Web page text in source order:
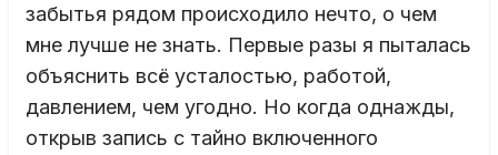
забытья рядом происходило нечто, о чем
мне лучше не знать. Первые разы я пыталась
объяснить всё усталостью, работой,
давлением, чем угодно. Но когда однажды,
открыв запись с тайно включенного